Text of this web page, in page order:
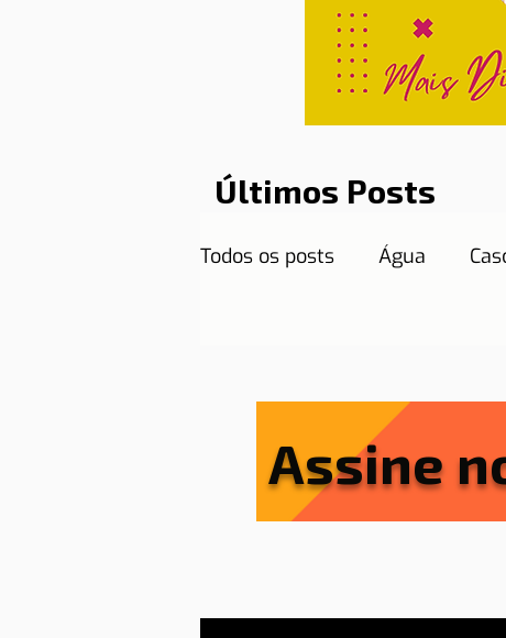
Últimos Posts
Todos os posts Água
Documentos necessários
Lisboa Lisboa com
Assine